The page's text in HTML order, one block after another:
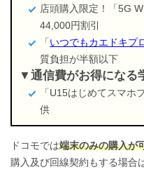
店頭購入限定！「5G
44,000円割引
「 いつでもカエドキプ
質負担が半額以下
通信費がお得になる
「U15はじめてスマホ
供
ドコモでは端末のみの購入が
購入及び回線契約もする場合